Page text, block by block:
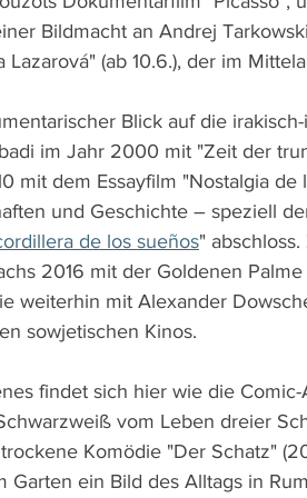
Bildmacht an Andrej
Lazarová" (ab 10.6.), der im
Blick auf die
im Jahr 2000 mit "Zeit der
mit dem Essayfilm "Nostalgia
und Geschichte – speziell
de los sueños"
2016 mit der Goldenen
weiterhin mit Alexander
sowjetischen Kinos.
findet sich hier wie die
vom Leben dreier
Komödie "Der Schatz"
Garten ein Bild des Alltags in